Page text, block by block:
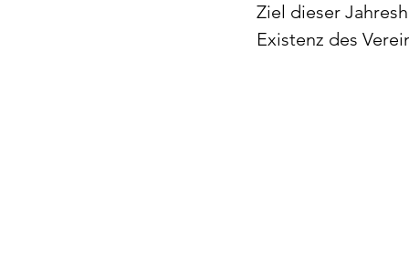
Ziel dieser
Existenz des